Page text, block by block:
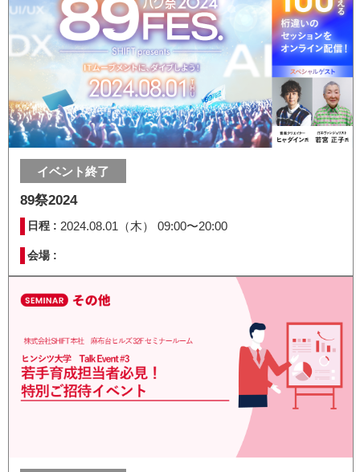
イベント終了
89祭2024
日程 : 2024.08.01（木） 09:00〜20:00
会場 :